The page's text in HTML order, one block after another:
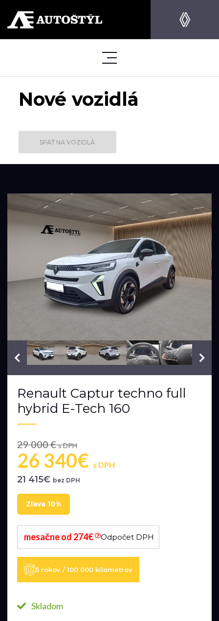
Nové vozidlá
SPÄŤ NA VOZIDLÁ
VIN: VF1RJB00576334398
Renault Captur techno full
hybrid E-Tech 160
29 000 €s DPH
26 340€ s DPH
21 415€ bez DPH
Zľava 10%
mesačne od 274€ Odpočet DPH
5 rokov / 100 000 kilometrov
Skladom